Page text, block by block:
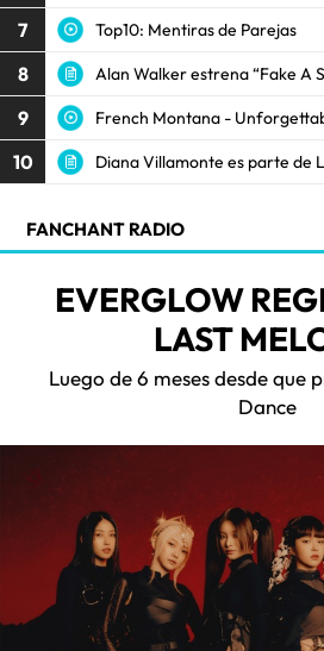
7 Top10: Mentiras de Parejas
8 Alan Walker estrena “Fake A
9 French Montana -
10 Diana Villamonte es parte de
FANCHANT RADIO
EVERGLOW
LAST
Luego de 6 meses desde que
Dance